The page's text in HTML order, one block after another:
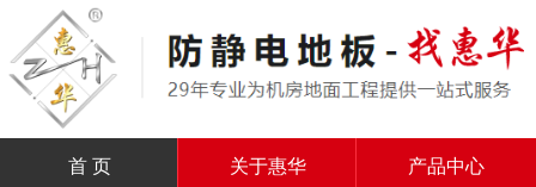
首 页 关于惠华 产品中心